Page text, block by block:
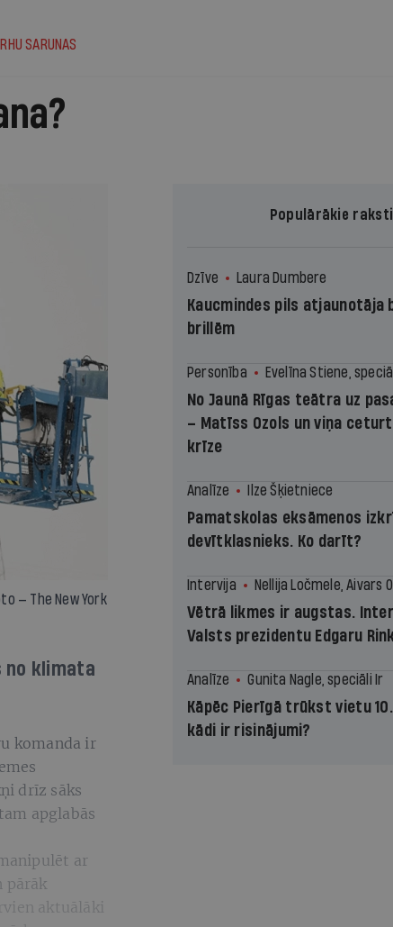
SARUNAS
— The New York
no klimata
komanda ir
drīz sāks
apglabās
ar
pārāk
aktuālāki
Populārākie raksti
Dzīve Laura Dumbere
Kaucmindes pils atjaunotāja
brillēm
Personība Evelīna Stiene,
No Jaunā Rīgas teātra uz
– Matīss Ozols un viņa
krīze
Analīze Ilze Šķietniece
Pamatskolas eksāmenos
devītklasnieks. Ko darīt?
Intervija Nellija Ločmele, Aivars
Vētrā likmes ir augstas.
Valsts prezidentu Edgaru
Analīze Gunita Nagle, speciāli Ir
Kāpēc Pierīgā trūkst vietu
kādi ir risinājumi?